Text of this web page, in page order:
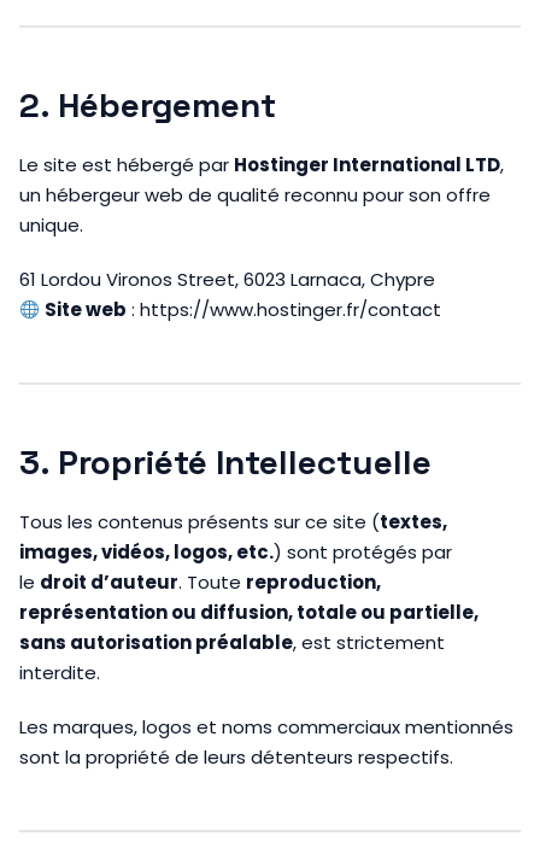
2. Hébergement
Le site est hébergé par Hostinger International LTD,
un hébergeur web de qualité reconnu pour son offre
unique.
61 Lordou Vironos Street, 6023 Larnaca, Chypre
Site web : https://www.hostinger.fr/contact
3. Propriété Intellectuelle
Tous les contenus présents sur ce site (textes,
images, vidéos, logos, etc.) sont protégés par
le droit d’auteur. Toute reproduction,
représentation ou diffusion, totale ou partielle,
sans autorisation préalable, est strictement
interdite.
Les marques, logos et noms commerciaux mentionnés
sont la propriété de leurs détenteurs respectifs.